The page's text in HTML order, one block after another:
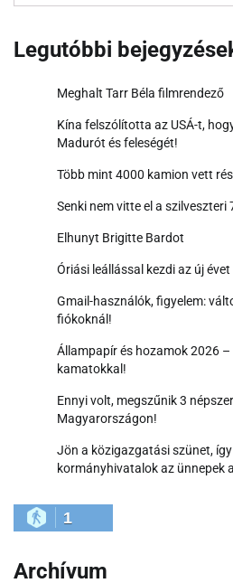
Legutóbbi
Meghalt Tarr Béla filmrendező
Kína felszólította az USÁ-t,
Madurót és feleségét!
Több mint 4000 kamion vett
Senki nem vitte el a
Elhunyt Brigitte Bardot
Óriási leállással kezdi az új
Gmail-használók, figyelem:
fiókoknál!
Állampapír és hozamok 2026 –
kamatokkal!
Ennyi volt, megszűnik 3
Magyarországon!
Jön a közigazgatási szünet,
kormányhivatalok az ünnepek
1
Archívum